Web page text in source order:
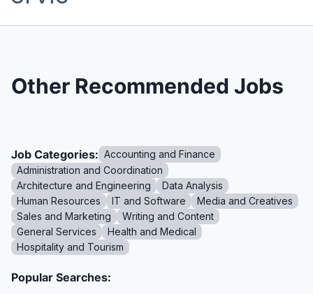
Other Recommended Jobs
Job Categories: Accounting and Finance
Administration and Coordination
Architecture and Engineering
Data Analysis
Human Resources
IT and Software
Media and Creatives
Sales and Marketing
Writing and Content
General Services
Health and Medical
Hospitality and Tourism
Popular Searches: